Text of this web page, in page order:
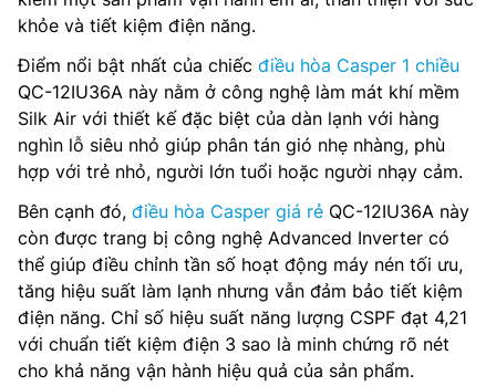
khỏe và tiết kiệm điện năng.
Điểm nổi bật nhất của chiếc điều hòa Casper 1 chiều
QC-12IU36A này nằm ở công nghệ làm mát khí mềm
Silk Air với thiết kế đặc biệt của dàn lạnh với hàng
nghìn lỗ siêu nhỏ giúp phân tán gió nhẹ nhàng, phù
hợp với trẻ nhỏ, người lớn tuổi hoặc người nhạy cảm.
Bên cạnh đó, điều hòa Casper giá rẻ QC-12IU36A này
còn được trang bị công nghệ Advanced Inverter có
thể giúp điều chỉnh tần số hoạt động máy nén tối ưu,
tăng hiệu suất làm lạnh nhưng vẫn đảm bảo tiết kiệm
điện năng. Chỉ số hiệu suất năng lượng CSPF đạt 4,21
với chuẩn tiết kiệm điện 3 sao là minh chứng rõ nét
cho khả năng vận hành hiệu quả của sản phẩm.